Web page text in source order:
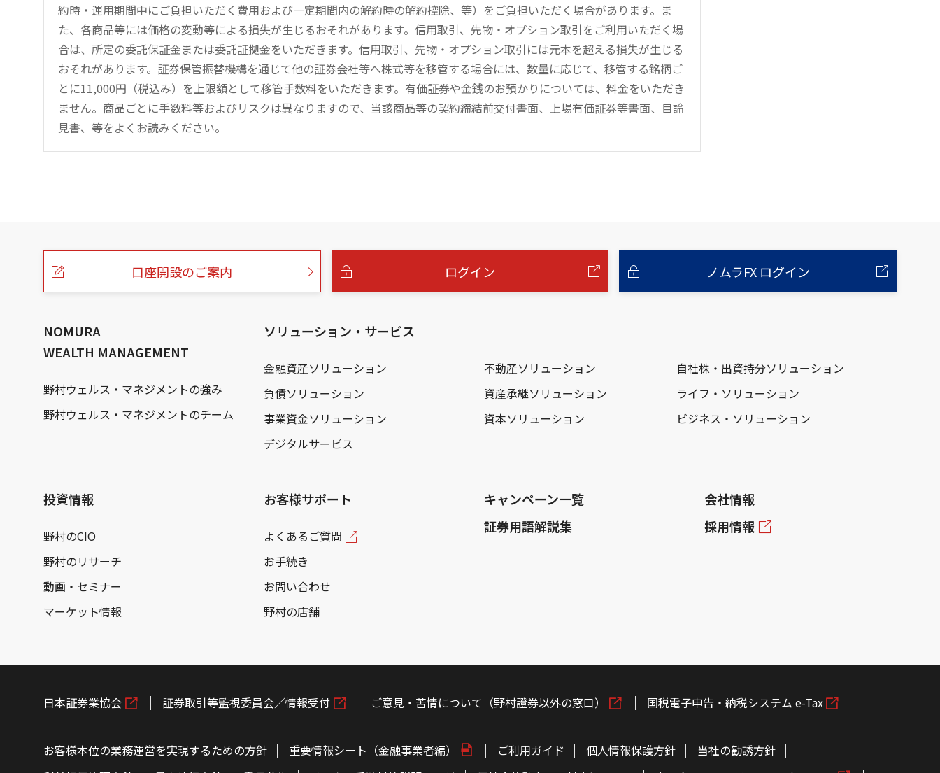
約時・運用期間中にご負担いただく費用および一定期間内の解約時の解約控除、等）をご負担いただく場合があります。ま
た、各商品等には価格の変動等による損失が生じるおそれがあります。信用取引、先物・オプション取引をご利用いただく場
合は、所定の委託保証金または委託証拠金をいただきます。信用取引、先物・オプション取引には元本を超える損失が生じる
おそれがあります。証券保管振替機構を通じて他の証券会社等へ株式等を移管する場合には、数量に応じて、移管する銘柄ご
とに11,000円（税込み）を上限額として移管手数料をいただきます。有価証券や金銭のお預かりについては、料金をいただき
ません。商品ごとに手数料等およびリスクは異なりますので、当該商品等の契約締結前交付書面、上場有価証券等書面、目論
見書、等をよくお読みください。
こ
口座開設のご案内 ログイン ノムラFX ログイン
NOMURA
WEALTH MANAGEMENT
野村ウェルス・マネジメントの強み
野村ウェルス・マネジメントのチーム
ソリューション・サービス
金融資産ソリューション 不動産ソリューション
自社株・出資持分ソリューション
負債ソリューション
資産承継ソリューション
ライフ・ソリューション
事業資金ソリューション
資本ソリューション
ビジネス・ソリューション
デジタルサービス
投資情報
野村のCIO
野村のリサーチ
動画・セミナー
マーケット情報
お客様サポート
よくあるご質問
お手続き
お問い合わせ
野村の店舗
キャンペーン一覧
証券用語解説集
会社情報
採用情報
日本証券業協会 証券取引等監視委員会／情報受付 ご意見・苦情について（野村證券以外の窓口） 国税電子申告・納税システム e-Tax
お客様本位の業務運営を実現するための方針 重要情報シート（金融事業者編） ご利用ガイド 個人情報保護方針
当社の勧誘方針